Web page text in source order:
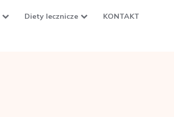
Diety lecznicze KONTAKT